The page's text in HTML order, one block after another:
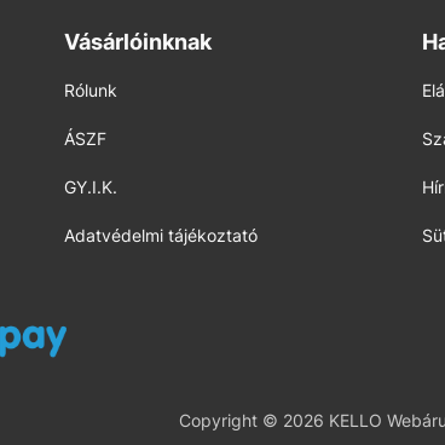
Vásárlóinknak
Rólunk
ÁSZF
GY.I.K.
Adatvédelmi tájékoztató
Copyright © 2026 KELLO